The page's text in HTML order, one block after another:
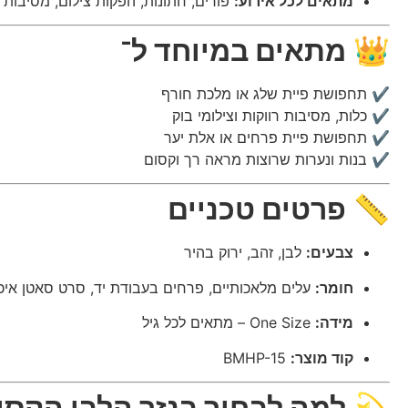
👑 מתאים במיוחד ל־
✔ תחפושת פיית שלג או מלכת חורף
✔ כלות, מסיבות רווקות וצילומי בוק
✔ תחפושת פיית פרחים או אלת יער
✔ בנות ונערות שרוצות מראה רך וקסום
📏 פרטים טכניים
צבעים: לבן, זהב, ירוק בהיר
חומר: עלים מלאכותיים, פרחים בעבודת יד, סרט סאטן
מידה:
קוד מוצר: